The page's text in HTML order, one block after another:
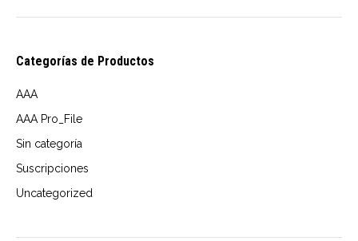
Categorías de Productos
AAA
AAA Pro_File
Sin categoría
Suscripciones
Uncategorized